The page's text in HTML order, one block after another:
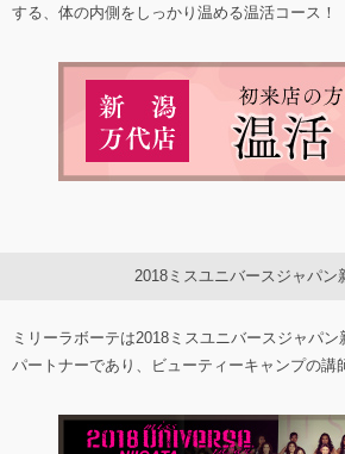
する、体の内側をしっかり温める温活コース！
2018ミスユニバースジャパン
ミリーラボーテは2018ミスユニバースジャパ
パートナーであり、ビューティーキャンプの講